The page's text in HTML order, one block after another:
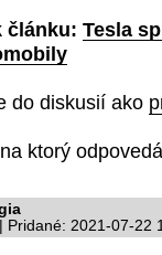
článku: Tesla
do diskusií ako
ktorý
Pridané: 2021-07-22